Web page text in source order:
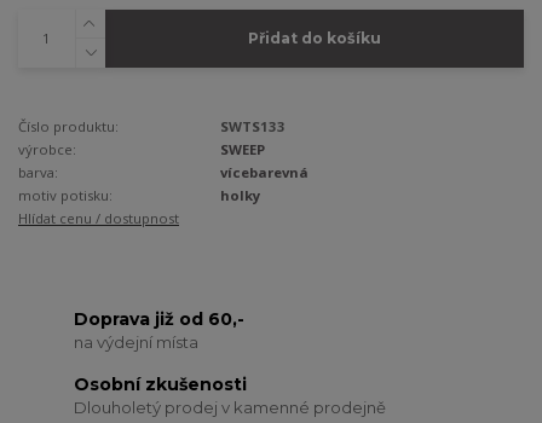
Přidat do košíku
Číslo produktu:
SWTS133
výrobce:
SWEEP
barva:
vícebarevná
motiv potisku:
holky
Hlídat cenu / dostupnost
Doprava již od 60,-
na výdejní místa
Osobní zkušenosti
Dlouholetý prodej v kamenné prodejně